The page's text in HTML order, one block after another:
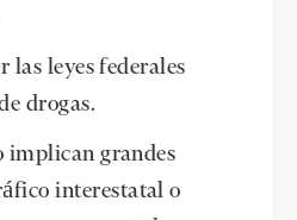
las leyes federales
drogas.
implican grandes
interestatal o